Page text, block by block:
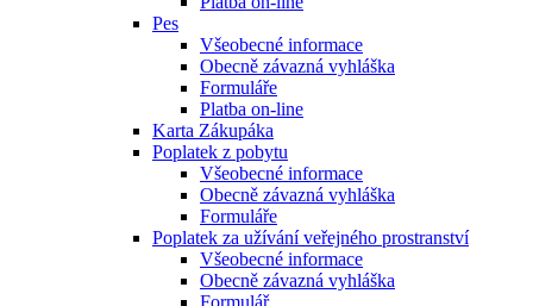
Pes
Všeobecné informace
Obecně závazná vyhláška
Formuláře
Platba on-line
Karta Zákupáka
Poplatek z pobytu
Všeobecné informace
Obecně závazná vyhláška
Formuláře
Poplatek za užívání veřejného prostranství
Všeobecné informace
Obecně závazná vyhláška
Formulář